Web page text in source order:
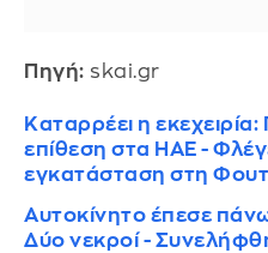
Πηγή: skai.gr
Καταρρέει η
επίθεση στα ΗΑΕ -
εγκατάσταση στη
Αυτοκίνητο έπεσε
Δύο νεκροί -